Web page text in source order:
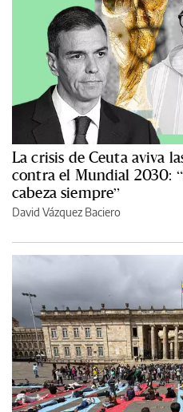
La crisis de Ceuta aviva
contra el Mundial 2030:
cabeza siempre”
David Vázquez Baciero